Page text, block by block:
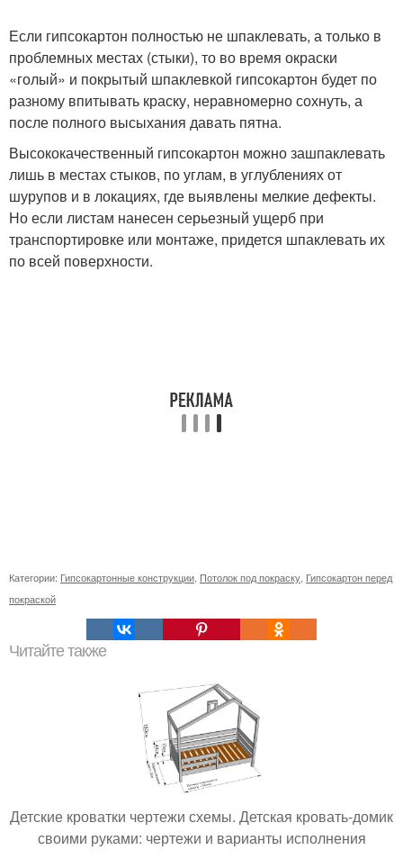
Если гипсокартон полностью не шпаклевать, а только в
проблемных местах (стыки), то во время окраски
«голый» и покрытый шпаклевкой гипсокартон будет по
разному впитывать краску, неравномерно сохнуть, а
после полного высыхания давать пятна.
Высококачественный гипсокартон можно зашпаклевать
лишь в местах стыков, по углам, в углублениях от
шурупов и в локациях, где выявлены мелкие дефекты.
Но если листам нанесен серьезный ущерб при
транспортировке или монтаже, придется шпаклевать их
по всей поверхности.
Категории: Гипсокартонные конструкции Потолок под покраску Гипсокартон перед
покраской
Читайте также
Детские кроватки чертежи схемы. Детская кровать-домик
своими руками: чертежи и варианты исполнения